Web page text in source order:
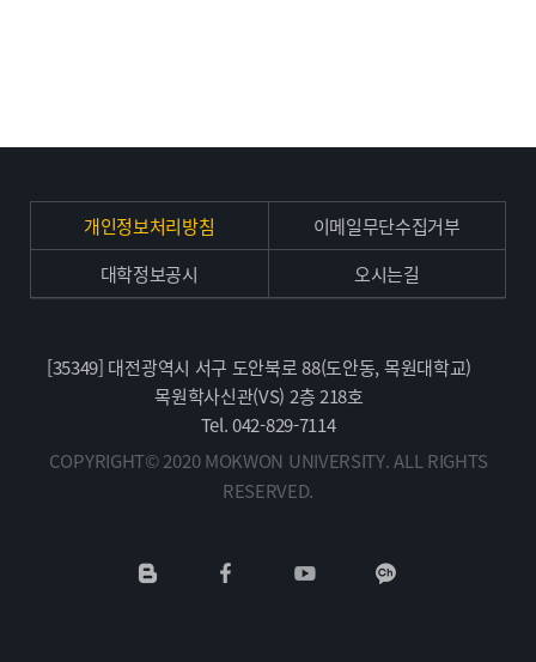
개인정보처리방침
이메일무단수집거부
대학정보공시
오시는길
[35349] 대전광역시 서구 도안북로 88(도안동, 목원대학교)
목원학사신관(VS) 2층 218호
Tel. 042-829-7114
COPYRIGHT© 2020 MOKWON UNIVERSITY. ALL RIGHTS
RESERVED.